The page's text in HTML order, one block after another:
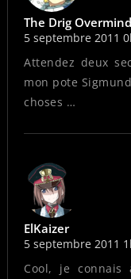
The Drig Overmind
5 septembre 2011
Attendez deux
mon pote
choses …
ElKaizer
5 septembre 2011
Cool, je